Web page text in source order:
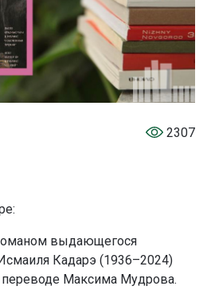
2307
выдающегося
Кадарэ (1936–2024)
Максима Мудрова.